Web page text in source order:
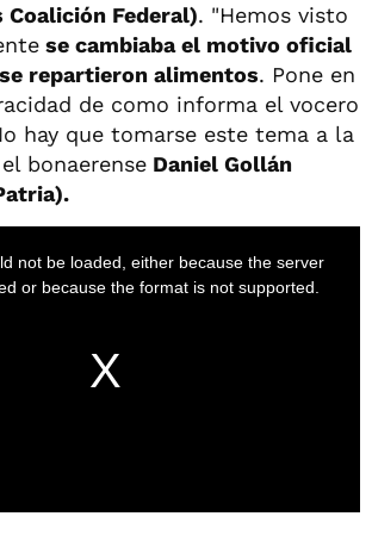
Coalición Federal). "Hemos visto
se cambiaba el motivo oficial
repartieron alimentos. Pone en
de como informa el vocero
hay que tomarse este tema a la
bonaerense Daniel Gollán